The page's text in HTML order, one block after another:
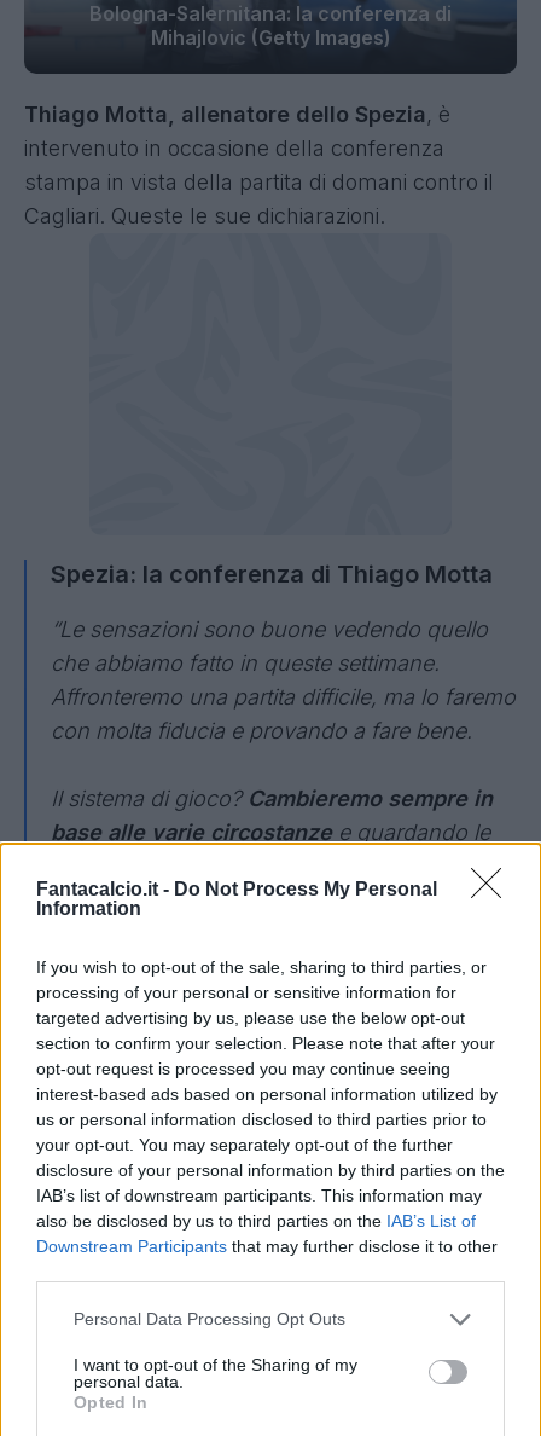
Fantacalcio.it - Do Not Process My Personal
Information
If you wish to opt-out of the sale, sharing to third parties, or
processing of your personal or sensitive information for
targeted advertising by us, please use the below opt-out
section to confirm your selection. Please note that after your
opt-out request is processed you may continue seeing
interest-based ads based on personal information utilized by
us or personal information disclosed to third parties prior to
your opt-out. You may separately opt-out of the further
disclosure of your personal information by third parties on the
IAB’s list of downstream participants. This information may
also be disclosed by us to third parties on the IAB’s List of
Downstream Participants that may further disclose it to other
Personal Data Processing Opt Outs
I want to opt-out of the Sharing of my
personal data.
Opted In
Bologna-Salernitana: la conferenza di
Mihajlovic (Getty Images)
Thiago Motta, allenatore dello Spezia, è
intervenuto in occasione della conferenza
stampa in vista della partita di domani contro il
Cagliari. Queste le sue dichiarazioni.
Spezia: la conferenza di Thiago Motta
“Le sensazioni sono buone vedendo quello
che abbiamo fatto in queste settimane.
Affronteremo una partita difficile, ma lo faremo
con molta fiducia e provando a fare bene.
Il sistema di gioco? Cambieremo sempre in
base alle varie circostanze e guardando le
affronteremo di volta in volta; in base a quello
secondo la migliore disposizione possibile.
Il fatto che il mercato non sia ancora chiuso
e che siamo ancora in pochi non sarà mai un
alibi,non mi sentirete usare delle scuse,
soprattutto prima della partita. Siamo come
siamo attualmente e affronteremo il Cagliari
con fiducia, cercando di mettere in pratica
quello che abbiamo fatto durante la settimana